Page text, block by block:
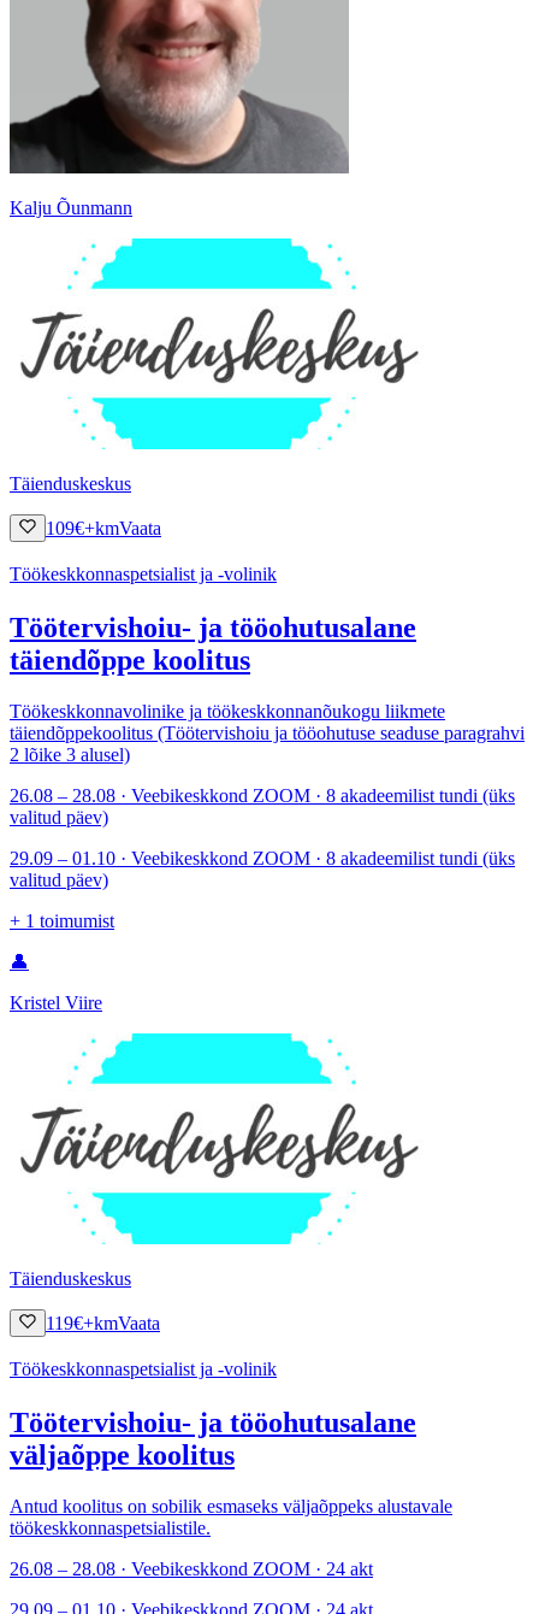
Kalju Õunmann
Täienduskeskus
109€+kmVaata
Töökeskkonnaspetsialist ja -volinik
Töötervishoiu- ja tööohutusalane
täiendõppe koolitus
Töökeskkonnavolinike ja töökeskkonnanõukogu liikmete
täiendõppekoolitus (Töötervishoiu ja tööohutuse seaduse paragrahvi
2 lõike 3 alusel)
26.08 – 28.08 · Veebikeskkond ZOOM · 8 akadeemilist tundi (üks
valitud päev)
29.09 – 01.10 · Veebikeskkond ZOOM · 8 akadeemilist tundi (üks
valitud päev)
+ 1 toimumist
👤
Kristel Viire
Täienduskeskus
119€+kmVaata
Töökeskkonnaspetsialist ja -volinik
Töötervishoiu- ja tööohutusalane
väljaõppe koolitus
Antud koolitus on sobilik esmaseks väljaõppeks alustavale
töökeskkonnaspetsialistile.
26.08 – 28.08 · Veebikeskkond ZOOM · 24 akt
29.09 – 01.10 · Veebikeskkond ZOOM · 24 akt